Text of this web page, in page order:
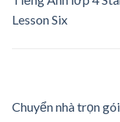
Lesson Six
Chuyển nhà trọn